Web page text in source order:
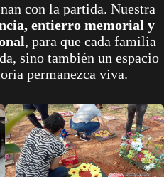
con la partida. Nuestra
entierro memorial y
, para que cada familia
sino también un espacio
permanezca viva.